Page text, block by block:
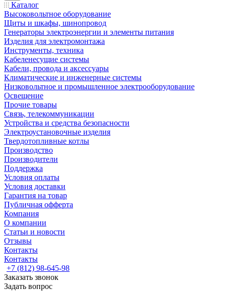
Каталог
Высоковольтное оборудование
Щиты и шкафы, шинопровод
Генераторы электроэнергии и элементы питания
Изделия для электромонтажа
Инструменты, техника
Кабеленесущие системы
Кабели, провода и аксессуары
Климатические и инженерные системы
Низковольтное и промышленное электрооборудование
Освещение
Прочие товары
Связь, телекоммуникации
Устройства и средства безопасности
Электроустановочные изделия
Твердотопливные котлы
Производство
Производители
Поддержка
Условия оплаты
Условия доставки
Гарантия на товар
Публичная офферта
Компания
О компании
Статьи и новости
Отзывы
Контакты
Контакты
+7 (812) 98-645-98
Заказать звонок
Задать вопрос